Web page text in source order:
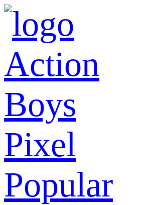
Action
Boys
Pixel
Popular